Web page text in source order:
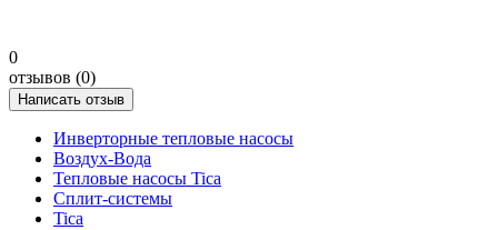
0
отзывов (0)
Написать отзыв
Инверторные тепловые насосы
Воздух-Вода
Тепловые насосы Tica
Сплит-системы
Tica